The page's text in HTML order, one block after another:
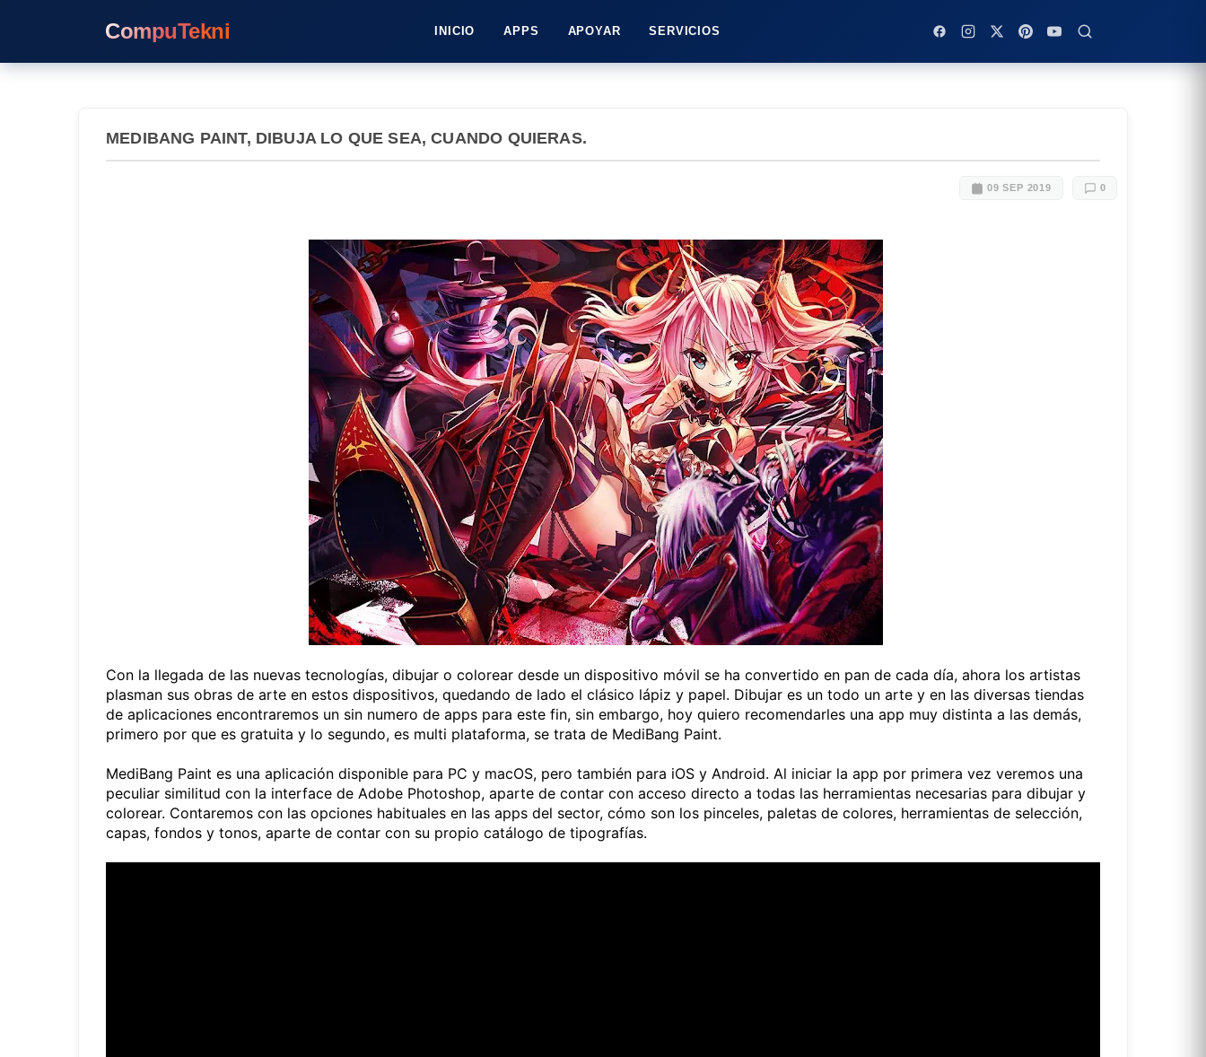
CompuTekni INICIO APPS APOYAR SERVICIOS
MEDIBANG PAINT, DIBUJA LO QUE SEA, CUANDO QUIERAS.
09 SEP 2019 0
Con la llegada de las nuevas tecnologías, dibujar o colorear desde un dispositivo móvil se ha convertido en pan de cada día, ahora los artistas
plasman sus obras de arte en estos dispositivos, quedando de lado el clásico lápiz y papel. Dibujar es un todo un arte y en las diversas tiendas
de aplicaciones encontraremos un sin numero de apps para este fin, sin embargo, hoy quiero recomendarles una app muy distinta a las demás,
primero por que es gratuita y lo segundo, es multi plataforma, se trata de MediBang Paint.
MediBang Paint es una aplicación disponible para PC y macOS, pero también para iOS y Android. Al iniciar la app por primera vez veremos una
peculiar similitud con la interface de Adobe Photoshop, aparte de contar con acceso directo a todas las herramientas necesarias para dibujar y
colorear. Contaremos con las opciones habituales en las apps del sector, cómo son los pinceles, paletas de colores, herramientas de selección,
capas, fondos y tonos, aparte de contar con su propio catálogo de tipografías.